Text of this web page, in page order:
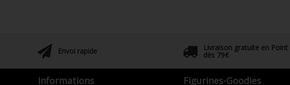
Envoi rapide Livraison gratuite en Point
dès 79€
Informations Figurines-Goodies